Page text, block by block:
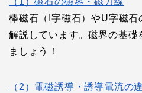
棒磁石（I字磁石）やU字磁石
解説しています。磁界の基礎
ましょう！
（2）電磁誘導・誘導電流の